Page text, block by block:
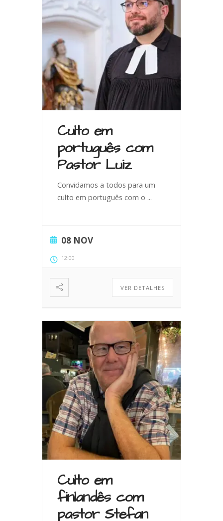
Culto em
português com
Pastor Luiz
Convidamos a todos para um
culto em português com o ...
08 NOV
12:00
VER DETALHES
Culto em
finlandês com
pastor Stefan